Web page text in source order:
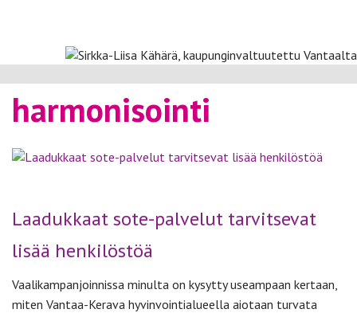
harmonisointi
Laadukkaat sote-palvelut tarvitsevat
lisää henkilöstöä
Vaalikampanjoinnissa minulta on kysytty useampaan kertaan,
miten Vantaa-Kerava hyvinvointialueella aiotaan turvata